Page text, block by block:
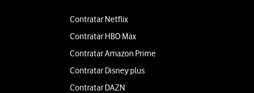
Contratar Netflix
Contratar HBO Max
Contratar Amazon Prime
Contratar Disney plus
Contratar DAZN